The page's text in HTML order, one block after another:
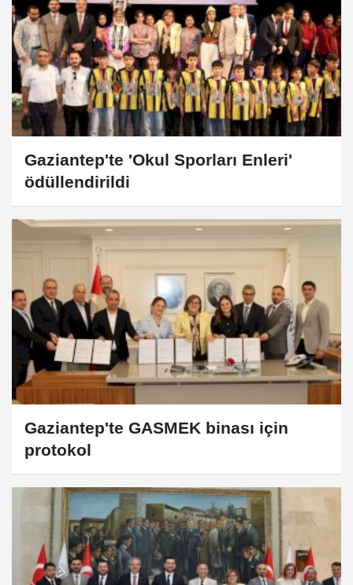
Gaziantep'te 'Okul Sporları Enleri'
ödüllendirildi
Gaziantep'te GASMEK binası için
protokol